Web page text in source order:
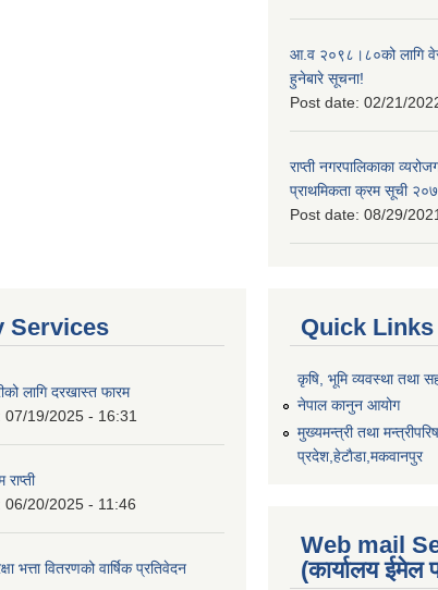
आ.व २०९८।८०को लागि
हुनेबारे सूचना!
Post date: 02/21/
राप्ती नगरपालिकाका
प्राथमिकता क्रम सूची
Post date: 08/29/
Services
लागि दरखास्त फारम
07/19/2025 - 16:31
राप्ती
06/20/2025 - 11:46
भत्ता वितरणको वार्षिक प्रतिवेदन
Quick Links
कृषि, भूमि व्यवस्था तथा
नेपाल कानुन आयोग
मुख्यमन्त्री तथा
प्रदेश,हेटाैडा,मकवानपुर
Web mail
(कार्यालय ईमेल